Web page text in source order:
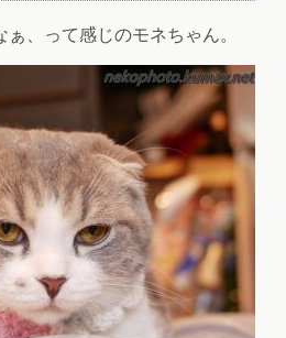
、って感じのモネちゃん。